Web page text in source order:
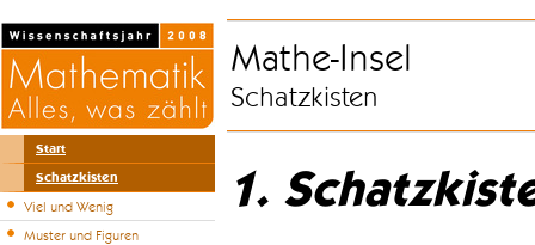
Start
Schatzkisten
Viel und Wenig
Muster und Figuren
Mathe-Insel
Schatzkisten
1.